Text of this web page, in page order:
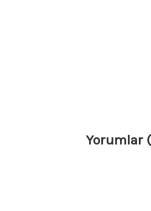
Yorumlar